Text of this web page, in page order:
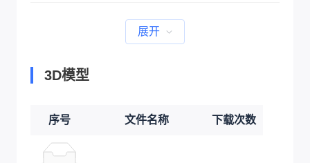
展开
3D模型
序号 文件名称 下载次数